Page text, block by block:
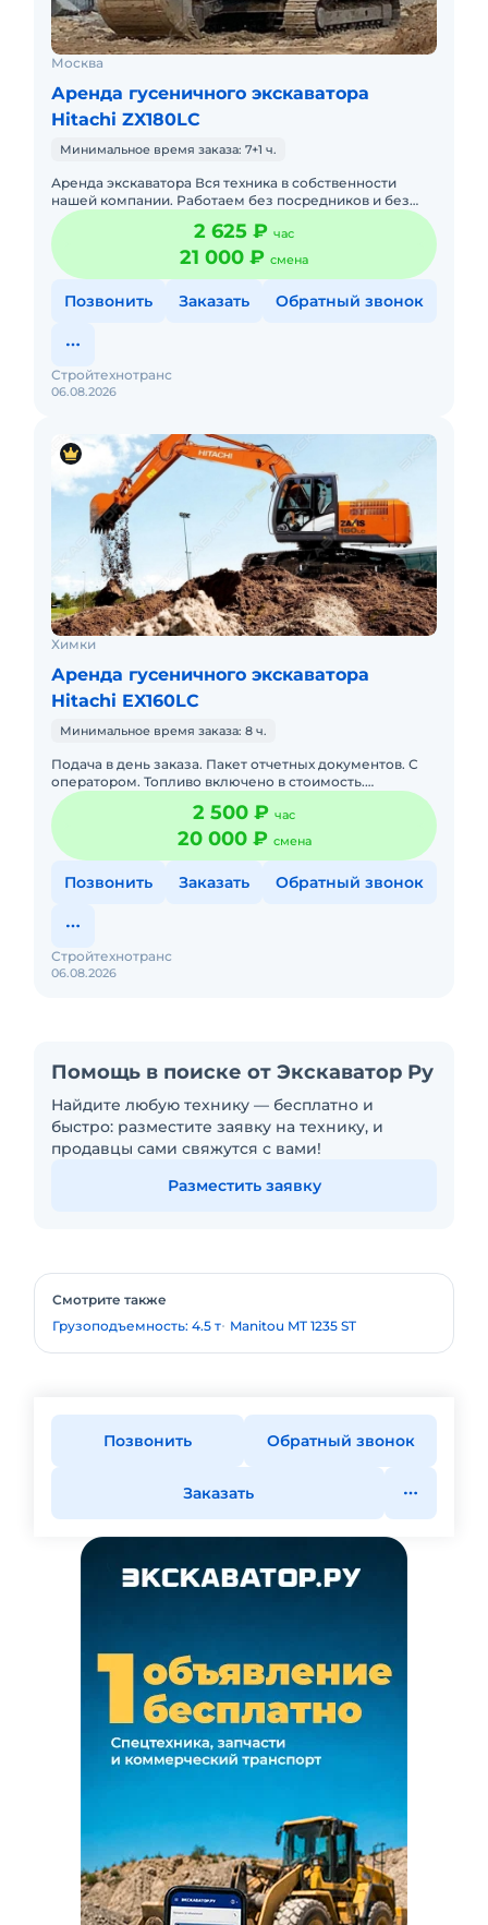
Москва
Аренда гусеничного экскаватора
Hitachi ZX180LC
Минимальное время заказа: 7+1 ч.
Аренда экскаватора Вся техника в собственности
нашей компании. Работаем без посредников и без
скрытых накруток! Предлагаем услуги экскаваторов,
таких марок, как
2 625 ₽ час
21 000 ₽ смена
Позвонить Заказать Обратный звонок
06.08.2026
Стройтехнотранс
Химки
Аренда гусеничного экскаватора
Hitachi EX160LC
Минимальное время заказа: 8 ч.
Подача в день заказа. Пакет отчетных документов. С
оператором. Топливо включено в стоимость.
Долгосрочная аренда. Краткосрочная аренда. Техника
с малой наработк
2 500 ₽ час
20 000 ₽ смена
Позвонить Заказать Обратный звонок
06.08.2026
Стройтехнотранс
Помощь в поиске от Экскаватор Ру
Найдите любую технику — бесплатно и
быстро: разместите заявку на технику, и
продавцы сами свяжутся с вами!
Разместить заявку
Смотрите также
Грузоподъемность: 4.5 т Manitou MT 1235 ST
Позвонить Обратный звонок
Заказать